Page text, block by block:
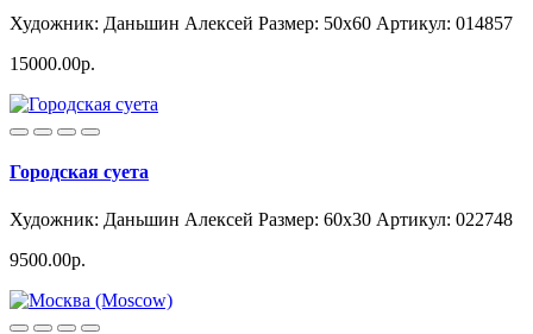
Художник: Даньшин Алексей Размер: 50x60 Артикул: 014857
15000.00р.
Городская суета
Художник: Даньшин Алексей Размер: 60x30 Артикул: 022748
9500.00р.